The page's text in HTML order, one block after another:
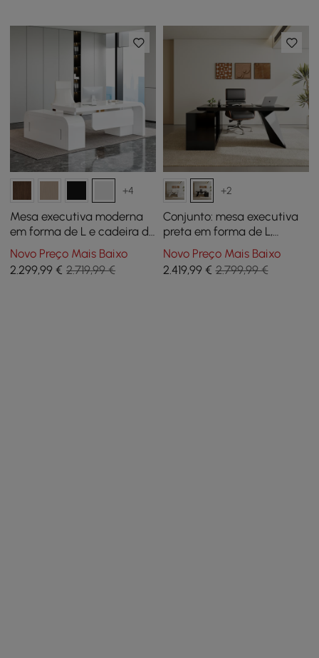
+4
Mesa executiva moderna
em forma de L e cadeira de
escritório de couro
reclinável com encosto alto
Novo Preço Mais Baixo
2.299,99 € 2.719,99 €
+2
Conjunto: mesa executiva
preta em forma de L,
cadeira de escritório
reclinável de couro à
direita (1800 m)
Novo Preço Mais Baixo
2.419,99€ 2.799,99 €